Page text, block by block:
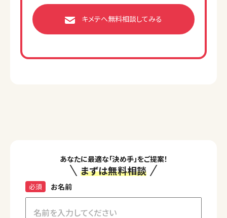
キメテへ無料相談してみる
あなたに最適な「決め手」をご提案！
まずは無料相談
お名前
必須